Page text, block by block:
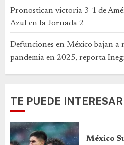
Pronostican victoria 3-1 de
Azul en la Jornada 2
Defunciones en México bajan a
pandemia en 2025, reporta
TE PUEDE INTERESAR
México